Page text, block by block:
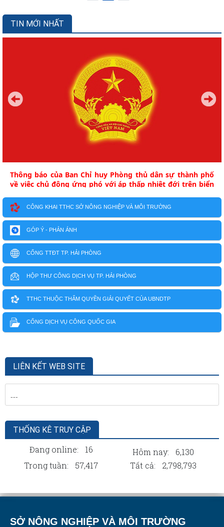
TIN MỚI NHẤT
Thông báo của Ban Chỉ huy Phòng thủ dân sự thành phố
về việc chủ động ứng phó với áp thấp nhiệt đới trên biển
CÔNG KHAI TTHC SỞ NÔNG NGHIỆP VÀ MÔI TRƯỜNG
GÓP Ý - PHẢN ÁNH
CỔNG TTĐT TP. HẢI PHÒNG
HỘP THƯ CÔNG DỊCH VỤ TP. HẢI PHÒNG
TTHC THUỘC THẨM QUYỀN GIẢI QUYẾT CỦA UBNDTP
CỔNG DỊCH VỤ CÔNG QUỐC GIA
LIÊN KẾT WEB SITE
THỐNG KÊ TRUY CẬP
Đang online: 16 Hôm nay:
6,130
Trong tuần:
57,417 Tất cả: 2,798,793
SỞ NÔNG NGHIỆP VÀ MÔI TRƯỜNG